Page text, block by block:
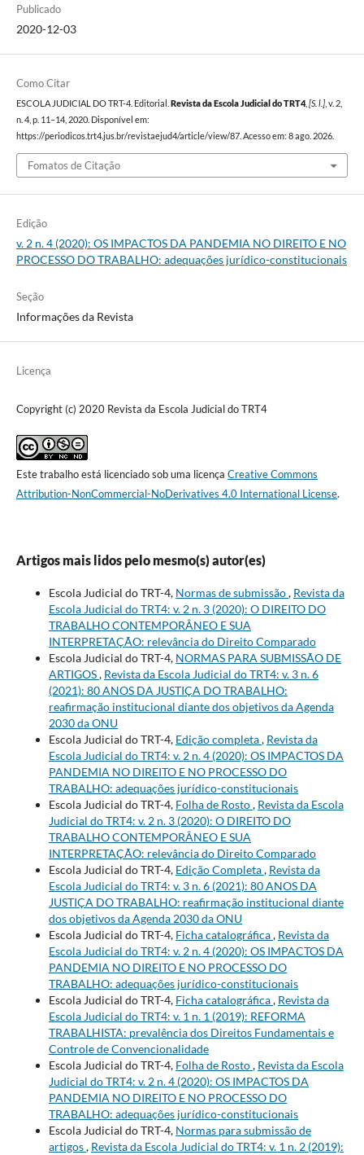
Publicado
2020-12-03
Como Citar
ESCOLA JUDICIAL DO TRT-4. Editorial. Revista da Escola Judicial do TRT4,[S. l.], v. 2,
n. 4, p. 11–14, 2020. Disponível em:
https://periodicos.trt4.jus.br/revistaejud4/article/view/87. Acesso em: 8 ago. 2026.
Fomatos de Citação
Edição
v. 2 n. 4 (2020): OS IMPACTOS DA PANDEMIA NO DIREITO E NO
PROCESSO DO TRABALHO: adequações jurídico-constitucionais
Seção
Informações da Revista
Licença
Copyright (c) 2020 Revista da Escola Judicial do TRT4
Este trabalho está licenciado sob uma licença Creative Commons
Attribution-NonCommercial-NoDerivatives 4.0 International License.
Artigos mais lidos pelo mesmo(s) autor(es)
Escola Judicial do TRT-4, Normas de submissão, Revista da
Escola Judicial do TRT4: v. 2 n. 3 (2020): O DIREITO DO
TRABALHO CONTEMPORÂNEO E SUA
INTERPRETAÇÃO: relevância do Direito Comparado
Escola Judicial do TRT-4, NORMAS PARA SUBMISSÃO DE
ARTIGOS, Revista da Escola Judicial do TRT4: v. 3 n. 6
(2021): 80 ANOS DA JUSTIÇA DO TRABALHO:
reafirmação institucional diante dos objetivos da Agenda
2030 da ONU
Escola Judicial do TRT-4, Edição completa, Revista da
Escola Judicial do TRT4: v. 2 n. 4 (2020): OS IMPACTOS DA
PANDEMIA NO DIREITO E NO PROCESSO DO
TRABALHO: adequações jurídico-constitucionais
Escola Judicial do TRT-4, Folha de Rosto, Revista da Escola
Judicial do TRT4: v. 2 n. 3 (2020): O DIREITO DO
TRABALHO CONTEMPORÂNEO E SUA
INTERPRETAÇÃO: relevância do Direito Comparado
Escola Judicial do TRT-4, Edição Completa, Revista da
Escola Judicial do TRT4: v. 3 n. 6 (2021): 80 ANOS DA
JUSTIÇA DO TRABALHO: reafirmação institucional diante
dos objetivos da Agenda 2030 da ONU
Escola Judicial do TRT-4, Ficha catalográfica, Revista da
Escola Judicial do TRT4: v. 2 n. 4 (2020): OS IMPACTOS DA
PANDEMIA NO DIREITO E NO PROCESSO DO
TRABALHO: adequações jurídico-constitucionais
Escola Judicial do TRT-4, Ficha catalográfica, Revista da
Escola Judicial do TRT4: v. 1 n. 1 (2019): REFORMA
TRABALHISTA: prevalência dos Direitos Fundamentais e
Controle de Convencionalidade
Escola Judicial do TRT-4, Folha de Rosto, Revista da Escola
Judicial do TRT4: v. 2 n. 4 (2020): OS IMPACTOS DA
PANDEMIA NO DIREITO E NO PROCESSO DO
TRABALHO: adequações jurídico-constitucionais
Escola Judicial do TRT-4, Normas para submissão de
artigos, Revista da Escola Judicial do TRT4: v. 1 n. 2 (2019):